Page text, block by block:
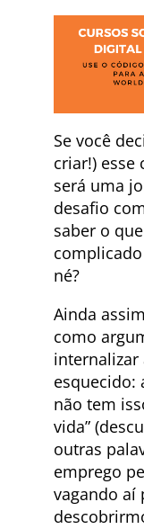
Se você
criar!) esse
será uma
desafio
saber o
né?
Ainda
como
internalizar
esquecido:
não tem
vida”
outras
emprego
vagando aí